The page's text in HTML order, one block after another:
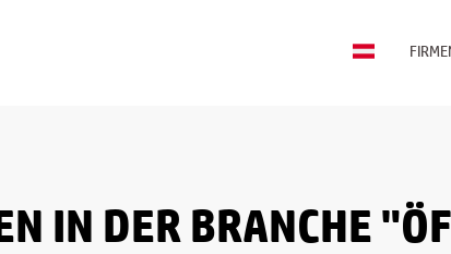
IN DER BRANCHE